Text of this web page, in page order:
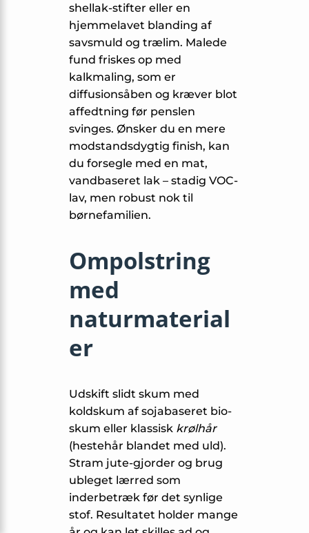
shellak-stifter eller en
hjemmelavet blanding af
savsmuld og trælim. Malede
fund friskes op med
kalkmaling, som er
diffusionsåben og kræver blot
affedtning før penslen
svinges. Ønsker du en mere
modstandsdygtig finish, kan
du forseg­le med en mat,
vandbaseret lak – stadig VOC-
lav, men robust nok til
børnefamilien.
Ompolstring
med
naturmaterial
er
Udskift slidt skum med
koldskum af sojabaseret bio-
skum eller klassisk krølhår
(hestehår blandet med uld).
Stram jute-gjorder og brug
ubleget lærred som
inderbetræk før det synlige
stof. Resultatet holder mange